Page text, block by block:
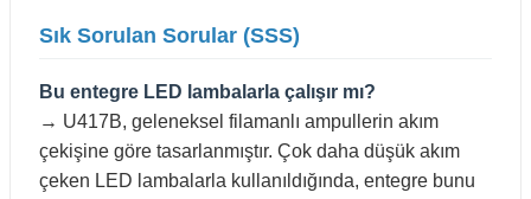
Sık Sorulan Sorular (SSS)
Bu entegre LED lambalarla çalışır mı?
→ U417B, geleneksel filamanlı ampullerin akım
çekişine göre tasarlanmıştır. Çok daha düşük akım
çeken LED lambalarla kullanıldığında, entegre bunu